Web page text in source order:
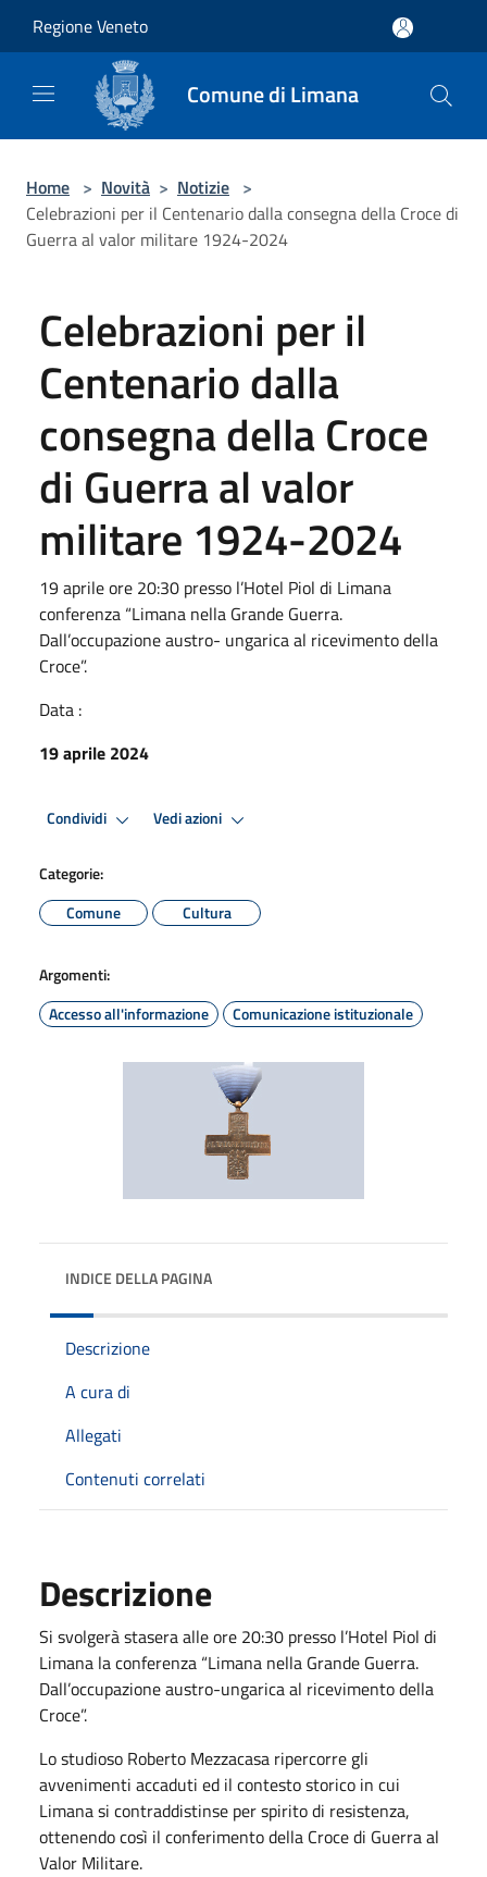
Regione Veneto
Comune di Limana
Home > Novità > Notizie >
Celebrazioni per il Centenario dalla consegna della Croce di
Guerra al valor militare 1924-2024
Celebrazioni per il
Centenario dalla
consegna della Croce
di Guerra al valor
militare 1924-2024
19 aprile ore 20:30 presso l’Hotel Piol di Limana
conferenza “Limana nella Grande Guerra.
Dall’occupazione austro- ungarica al ricevimento della
Croce”.
Data :
19 aprile 2024
Condividi Vedi azioni
Categorie:
Comune
Cultura
Argomenti:
Accesso all'informazione
Comunicazione istituzionale
INDICE DELLA PAGINA
Descrizione
A cura di
Allegati
Contenuti correlati
Descrizione
Si svolgerà stasera alle ore 20:30 presso l’Hotel Piol di
Limana la conferenza “Limana nella Grande Guerra.
Dall’occupazione austro-ungarica al ricevimento della
Croce”.
Lo studioso Roberto Mezzacasa ripercorre gli
avvenimenti accaduti ed il contesto storico in cui
Limana si contraddistinse per spirito di resistenza,
ottenendo così il conferimento della Croce di Guerra al
Valor Militare.